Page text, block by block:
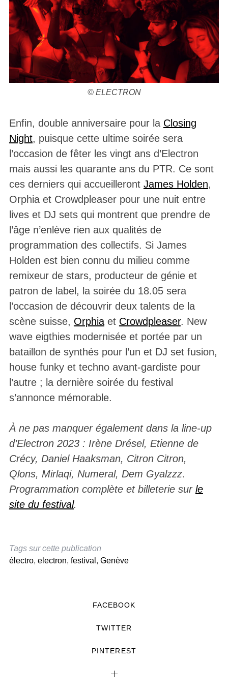
© ELECTRON
Enfin, double anniversaire pour la Closing
Night, puisque cette ultime soirée sera
l’occasion de fêter les vingt ans d’Electron
mais aussi les quarante ans du PTR. Ce sont
ces derniers qui accueilleront James Holden,
Orphia et Crowdpleaser pour une nuit entre
lives et DJ sets qui montrent que prendre de
l’âge n’enlève rien aux qualités de
programmation des collectifs. Si James
Holden est bien connu du milieu comme
remixeur de stars, producteur de génie et
patron de label, la soirée du 18.05 sera
l’occasion de découvrir deux talents de la
scène suisse, Orphiaet Crowdpleaser. New
wave eigthies modernisée et portée par un
bataillon de synthés pour l’un et DJ set fusion,
house funky et techno avant-gardiste pour
l’autre ; la dernière soirée du festival
s’annonce mémorable.
À ne pas manquer également dans la line-up
d’Electron 2023 : Irène Drésel, Etienne de
Crécy, Daniel Haaksman, Citron Citron,
Qlons, Mirlaqi, Numeral, Dem Gyalzzz.
Programmation complète et billeterie sur le
site du festival.
Tags sur cette publication
électro, electron, festival , Genève
FACEBOOK
TWITTER
PINTEREST